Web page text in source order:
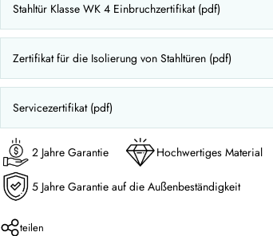
Stahltür Klasse WK 4 Einbruchzertifikat (pdf)
Zertifikat für die Isolierung von Stahltüren (pdf)
Servicezertifikat (pdf)
2 Jahre Garantie Hochwertiges Material
5 Jahre Garantie auf die Außenbeständigkeit
teilen